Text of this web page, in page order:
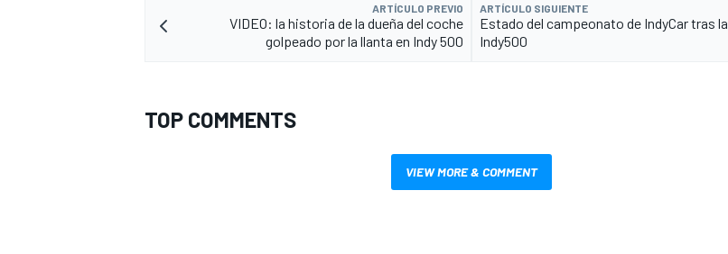
ARTÍCULO PREVIO
VIDEO: la historia de la dueña del coche
golpeado por la llanta en Indy 500
ARTÍCULO SIGUIENTE
Estado del campeonato de IndyCar tras la
Indy500
TOP COMMENTS
VIEW MORE & COMMENT